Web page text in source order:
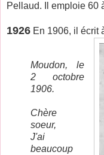
Pellaud. Il emploie 60
1926 En 1906, il écrit
Moudon, le
2 octobre
1906.
Chère
soeur,
J'ai
beaucoup